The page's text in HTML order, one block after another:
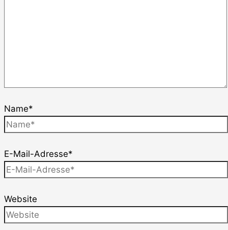
Name*
E-Mail-Adresse*
Website